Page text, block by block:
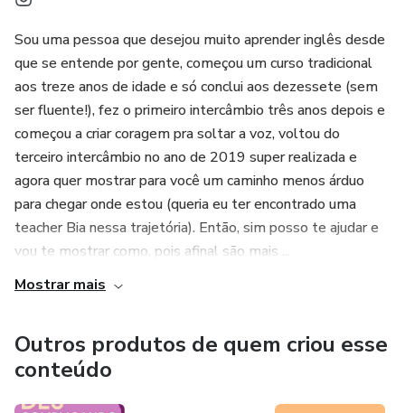
Sou uma pessoa que desejou muito aprender inglês desde
que se entende por gente, começou um curso tradicional
aos treze anos de idade e só conclui aos dezessete (sem
ser fluente!), fez o primeiro intercâmbio três anos depois e
começou a criar coragem pra soltar a voz, voltou do
terceiro intercâmbio no ano de 2019 super realizada e
agora quer mostrar para você um caminho menos árduo
para chegar onde estou (queria eu ter encontrado uma
teacher Bia nessa trajetória). Então, sim posso te ajudar e
vou te mostrar como, pois afinal são mais ...
Mostrar mais
Outros produtos de quem criou esse
conteúdo